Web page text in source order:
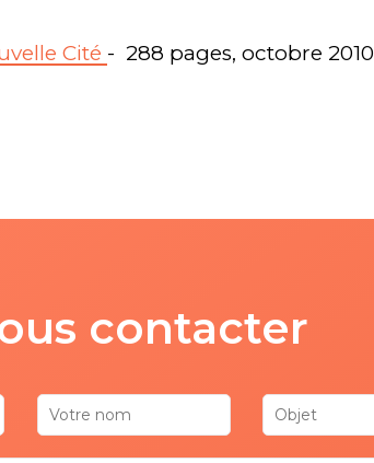
Cité - 288 pages, octobre 2010
contacter